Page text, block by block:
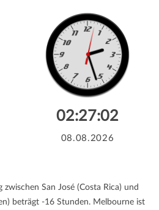
02:27:03
08.08.2026
San José (Costa Rica) und
beträgt -16 Stunden. Melbourne ist